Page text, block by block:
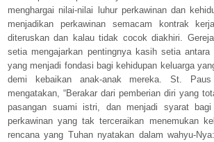
menghargai nilai-nilai luhur perkawinan dan
menjadikan perkawinan semacam kontrak
diteruskan dan kalau tidak cocok diakhiri.
setia mengajarkan pentingnya kasih setia antara
yang menjadi fondasi bagi kehidupan keluarga
demi kebaikan anak-anak mereka. St.
mengatakan, “Berakar dari pemberian diri yang
pasangan suami istri, dan menjadi syarat bagi
perkawinan yang tak terceraikan menemukan
rencana yang Tuhan nyatakan dalam wahyu-